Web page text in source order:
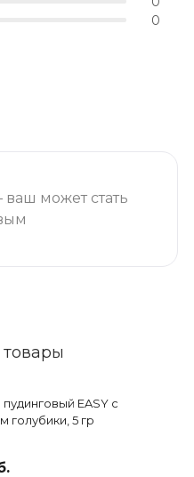
0
может стать
EASY с
голубики, 5 гр